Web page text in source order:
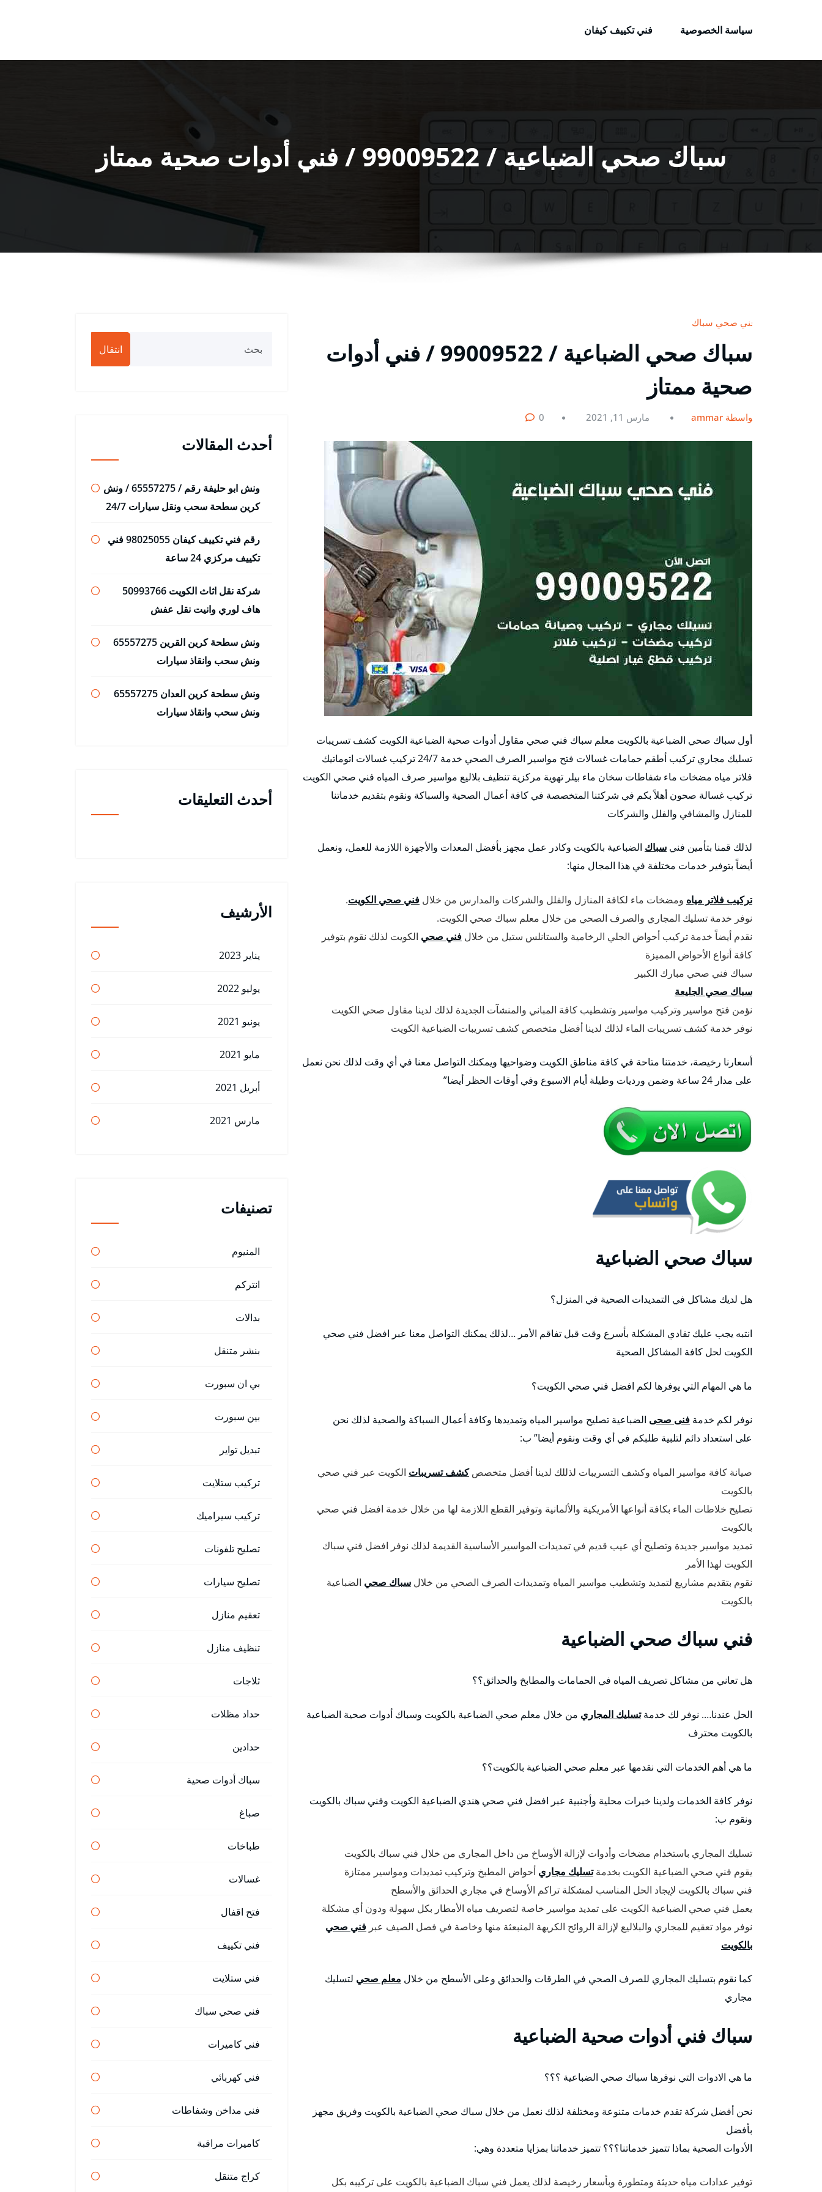
سياسة الخصوصية
فني تكييف كيفان
سباك صحي الضباعية / 99009522 / فني أدوات صحية ممتاز
فني صحي سباك
سباك صحي الضباعية / 99009522 / فني أدوات
صحية ممتاز
بواسطة ammar مارس 11, 2021 0
أول سباك صحي الضباعية بالكويت معلم سباك فني صحي مقاول أدوات صحية الضباعية الكويت كشف تسريبات
تسليك مجاري تركيب أطقم حمامات غسالات فتح مواسير الصرف الصحي خدمة 24/7 تركيب غسالات اتوماتيك
فلاتر مياه مضخات ماء شفاطات سخان ماء بيلر تهوية مركزية تنظيف بلاليع مواسير صرف المياه فني صحي الكويت
تركيب غسالة صحون أهلاً بكم في شركتنا المتخصصة في كافة أعمال الصحية والسباكة ونقوم بتقديم خدماتنا
للمنازل والمشافي والفلل والشركات
لذلك قمنا بتأمين فني سباك الضباعية بالكويت وكادر عمل مجهز بأفضل المعدات والأجهزة اللازمة للعمل، ونعمل
أيضاً بتوفير خدمات مختلفة في هذا المجال منها:
تركيب فلاتر مياه ومضخات ماء لكافة المنازل والفلل والشركات والمدارس من خلال فني صحي الكويت.
نوفر خدمة تسليك المجاري والصرف الصحي من خلال معلم سباك صحي الكويت.
نقدم أيضاً خدمة تركيب أحواض الجلي الرخامية والستانلس ستيل من خلال فني صحي الكويت لذلك نقوم بتوفير
كافة أنواع الأحواض المميزة
سباك فني صحي مبارك الكبير
سباك صحي الجليعة
نؤمن فتح مواسير وتركيب مواسير وتشطيب كافة المباني والمنشآت الجديدة لذلك لدينا مقاول صحي الكويت
نوفر خدمة كشف تسريبات الماء لذلك لدينا أفضل متخصص كشف تسريبات الضباعية الكويت
أسعارنا رخيصة، خدمتنا متاحة في كافة مناطق الكويت وضواحيها ويمكنك التواصل معنا في أي وقت لذلك نحن نعمل
على مدار 24 ساعة وضمن ورديات وطيلة أيام الاسبوع وفي أوقات الحظر أيضا”
سباك صحي الضباعية
هل لديك مشاكل في التمديدات الصحية في المنزل؟
انتبه يجب عليك تفادي المشكلة بأسرع وقت قبل تفاقم الأمر …لذلك يمكنك التواصل معنا عبر افضل فني صحي
الكويت لحل كافة المشاكل الصحية
ما هي المهام التي يوفرها لكم افضل فني صحي الكويت؟
نوفر لكم خدمة فنى صحى الضباعية تصليح مواسير المياه وتمديدها وكافة أعمال السباكة والصحية لذلك نحن
على استعداد دائم لتلبية طلبكم في أي وقت ونقوم أيضا” ب:
صيانة كافة مواسير المياه وكشف التسريبات لذللك لدينا أفضل متخصصكشف تسريبات الكويت عبر فني صحي
بالكويت
تصليح خلاطات الماء بكافة أنواعها الأمريكية والألمانية وتوفير القطع اللازمة لها من خلال خدمة افضل فني صحي
بالكويت
تمديد مواسير جديدة وتصليح أي عيب قديم في تمديدات المواسير الأساسية القديمة لذلك نوفر افضل فني سباك
الكويت لهذا الأمر
نقوم بتقديم مشاريع لتمديد وتشطيب مواسير المياه وتمديدات الصرف الصحي من خلال سباك صحي الضباعية
بالكويت
فني سباك صحي الضباعية
هل تعاني من مشاكل تصريف المياه في الحمامات والمطابخ والحدائق؟؟
الحل عندنا…. نوفر لك خدمةتسليك المجاري من خلال معلم صحي الضباعية بالكويت وسباك أدوات صحية الضباعية
بالكويت محترف
ما هي أهم الخدمات التي نقدمها عبر معلم صحي الضباعية بالكويت؟؟
نوفر كافة الخدمات ولدينا خبرات محلية وأجنبية عبر افضل فني صحي هندي الضباعية الكويت وفني سباك بالكويت
ونقوم ب:
تسليك المجاري باستخدام مضخات وأدوات لإزالة الأوساخ من داخل المجاري من خلال فني سباك بالكويت
يقوم فني صحي الضباعية الكويت بخدمةتسليك مجاري أحواض المطبخ وتركيب تمديدات ومواسير ممتازة
فني سباك بالكويت لإيجاد الحل المناسب لمشكلة تراكم الأوساخ في مجاري الحدائق والأسطح
يعمل فني صحي الضباعية الكويت على تمديد مواسير خاصة لتصريف مياه الأمطار بكل سهولة ودون أي مشكلة
نوفر مواد تعقيم للمجاري والبلاليع لإزالة الروائح الكريهة المنبعثة منها وخاصة في فصل الصيف عبر فني صحي
بالكويت
كما نقوم بتسليك المجاري للصرف الصحي في الطرقات والحدائق وعلى الأسطح من خلال معلم صحي لتسليك
مجاري
سباك فني أدوات صحية الضباعية
ما هي الادوات التي نوفرها سباك صحي الضباعية ؟؟؟
نحن أفضل شركة تقدم خدمات متنوعة ومختلفة لذلك نعمل من خلال سباك صحي الضباعية بالكويت وفريق مجهز
بأفضل
الأدوات الصحية بماذا تتميز خدماتنا؟؟؟ تتميز خدماتنا بمزايا متعددة وهي:
توفير عدادات مياه حديثة ومتطورة وبأسعار رخيصة لذلك يعمل فني سباك الضباعية بالكويت على تركيبه بكل
انتقال
أحدث المقالات
ونش ابو حليفة رقم / 65557275 / ونش
كرين سطحة سحب ونقل سيارات 24/7
رقم فني تكييف كيفان 98025055 فني
تكييف مركزي 24 ساعة
شركة نقل اثاث الكويت 50993766
هاف لوري وانيت نقل عفش
ونش سطحة كرين القرين 65557275
ونش سحب وانقاذ سيارات
ونش سطحة كرين العدان 65557275
ونش سحب وانقاذ سيارات
أحدث التعليقات
الأرشيف
يناير 2023
يوليو 2022
يونيو 2021
مايو 2021
أبريل 2021
مارس 2021
تصنيفات
المنيوم
انتركم
بدالات
بنشر متنقل
بي ان سبورت
بين سبورت
تبديل تواير
تركيب ستلايت
تركيب سيراميك
تصليح تلفونات
تصليح سيارات
تعقيم منازل
تنظيف منازل
ثلاجات
حداد مظلات
حدادين
سباك أدوات صحية
صباغ
طباخات
غسالات
فتح اقفال
فني تكييف
فني ستلايت
فني صحي سباك
فني كاميرات
فني كهربائي
فني مداخن وشفاطات
كاميرات مراقبة
كراج متنقل